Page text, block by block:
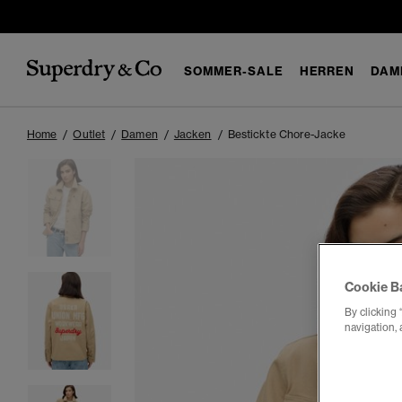
SOMMER-SALE HERREN
Home Outlet Damen Jacken Bestickte Chore-Jacke
Cookie
By clicking
navigation,